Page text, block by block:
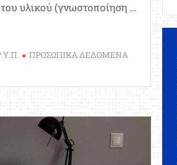
υλικού (γνωστοποίηση …
ΠΡΟΣΩΠΙΚΑ ΔΕΔΟΜΕΝΑ